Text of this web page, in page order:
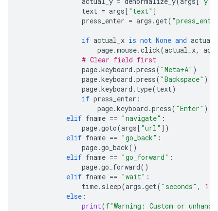
text = args[ "text" ]
press_enter = args .get(
if actual_x is not None and
page.mouse.click(actual_x,
# Clear field first
page.keyboard .press( "Meta+A" )
page.keyboard .press( "Backspace" )
page.keyboard . type(text)
if press_enter :
page.keyboard .press( "Enter" )
elif fname == "navigate" :
page.goto(args[ "url" ])
elif fname == "go_back" :
page.go_back()
elif fname == "go_forward" :
page.go_forward()
elif fname == "wait" :
time. sleep(args .get( "seconds" , 1
else :
print(f"Warning: Custom or